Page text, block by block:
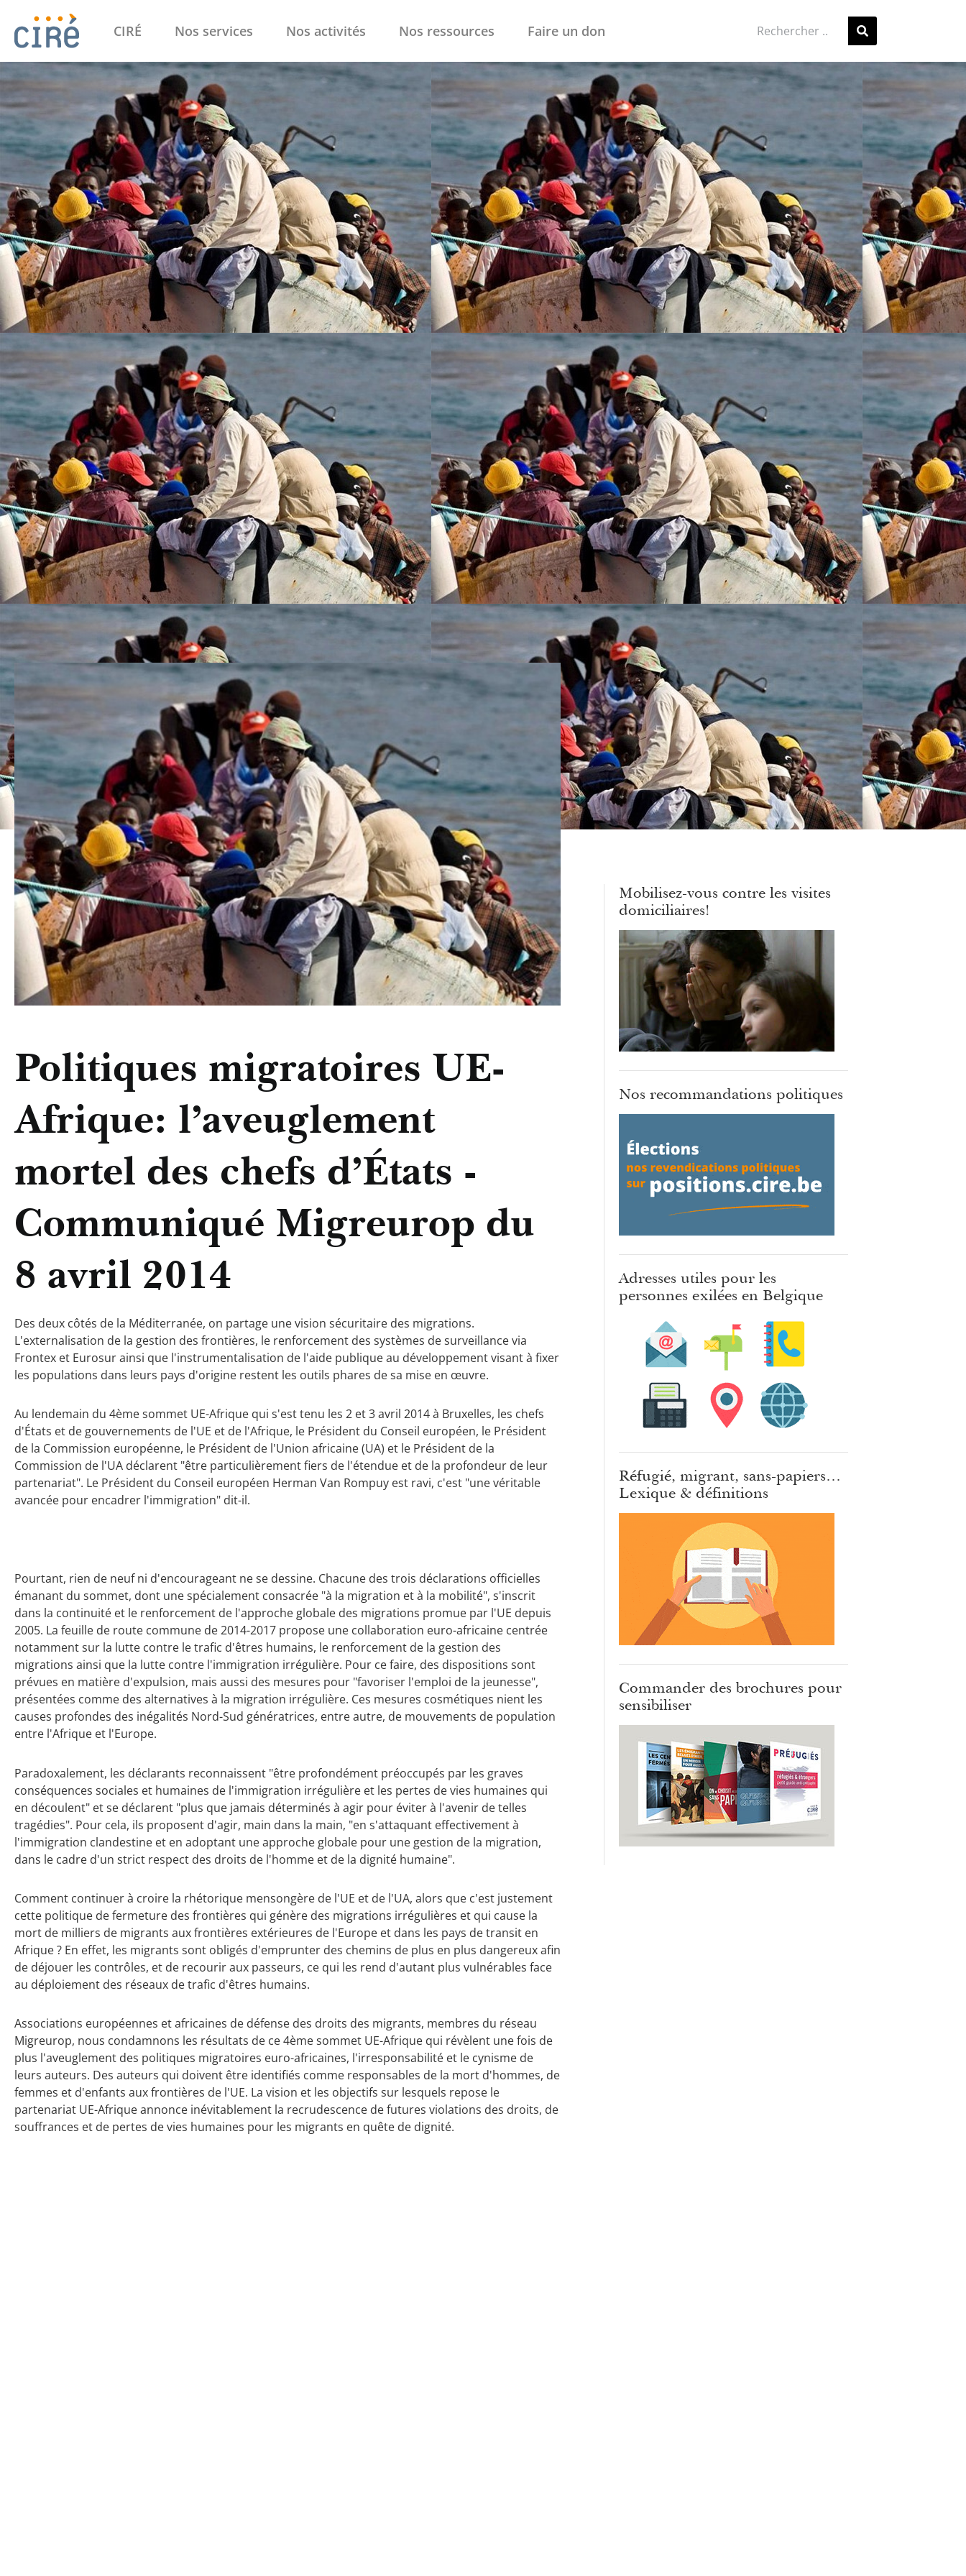
CIRÉ Nos services Nos activités Nos ressources Faire un don
Politiques migratoires UE-
Afrique: l’aveuglement
mortel des chefs d’États -
Communiqué Migreurop du
8 avril 2014
Des deux côtés de la Méditerranée, on partage une vision sécuritaire des migrations.
L'externalisation de la gestion des frontières, le renforcement des systèmes de surveillance via
Frontex et Eurosur ainsi que l'instrumentalisation de l'aide publique au développement visant à fixer
les populations dans leurs pays d'origine restent les outils phares de sa mise en œuvre.
Au lendemain du 4ème sommet UE-Afrique qui s'est tenu les 2 et 3 avril 2014 à Bruxelles, les chefs
d'États et de gouvernements de l'UE et de l'Afrique, le Président du Conseil européen, le Président
de la Commission européenne, le Président de l'Union africaine (UA) et le Président de la
Commission de l'UA déclarent "être particulièrement fiers de l'étendue et de la profondeur de leur
partenariat". Le Président du Conseil européen Herman Van Rompuy est ravi, c'est "une véritable
avancée pour encadrer l'immigration" dit-il.
Pourtant, rien de neuf ni d'encourageant ne se dessine. Chacune des trois déclarations officielles
émanant du sommet, dont une spécialement consacrée "à la migration et à la mobilité", s'inscrit
dans la continuité et le renforcement de l'approche globale des migrations promue par l'UE depuis
2005. La feuille de route commune de 2014-2017 propose une collaboration euro-africaine centrée
notamment sur la lutte contre le trafic d'êtres humains, le renforcement de la gestion des
migrations ainsi que la lutte contre l'immigration irrégulière. Pour ce faire, des dispositions sont
prévues en matière d'expulsion, mais aussi des mesures pour "favoriser l'emploi de la jeunesse",
présentées comme des alternatives à la migration irrégulière. Ces mesures cosmétiques nient les
causes profondes des inégalités Nord-Sud génératrices, entre autre, de mouvements de population
entre l'Afrique et l'Europe.
Paradoxalement, les déclarants reconnaissent "être profondément préoccupés par les graves
conséquences sociales et humaines de l'immigration irrégulière et les pertes de vies humaines qui
en découlent" et se déclarent "plus que jamais déterminés à agir pour éviter à l'avenir de telles
tragédies". Pour cela, ils proposent d'agir, main dans la main, "en s'attaquant effectivement à
l'immigration clandestine et en adoptant une approche globale pour une gestion de la migration,
dans le cadre d'un strict respect des droits de l'homme et de la dignité humaine".
Comment continuer à croire la rhétorique mensongère de l'UE et de l'UA, alors que c'est justement
cette politique de fermeture des frontières qui génère des migrations irrégulières et qui cause la
mort de milliers de migrants aux frontières extérieures de l'Europe et dans les pays de transit en
Afrique ? En effet, les migrants sont obligés d'emprunter des chemins de plus en plus dangereux afin
de déjouer les contrôles, et de recourir aux passeurs, ce qui les rend d'autant plus vulnérables face
au déploiement des réseaux de trafic d'êtres humains.
Associations européennes et africaines de défense des droits des migrants, membres du réseau
Migreurop, nous condamnons les résultats de ce 4ème sommet UE-Afrique qui révèlent une fois de
plus l'aveuglement des politiques migratoires euro-africaines, l'irresponsabilité et le cynisme de
leurs auteurs. Des auteurs qui doivent être identifiés comme responsables de la mort d'hommes, de
femmes et d'enfants aux frontières de l'UE. La vision et les objectifs sur lesquels repose le
partenariat UE-Afrique annonce inévitablement la recrudescence de futures violations des droits, de
souffrances et de pertes de vies humaines pour les migrants en quête de dignité.
Mobilisez-vous contre les visites
domiciliaires!
Nos recommandations politiques
Adresses utiles pour les
personnes exilées en Belgique
Réfugié, migrant, sans-papiers…
Lexique & définitions
Commander des brochures pour
sensibiliser